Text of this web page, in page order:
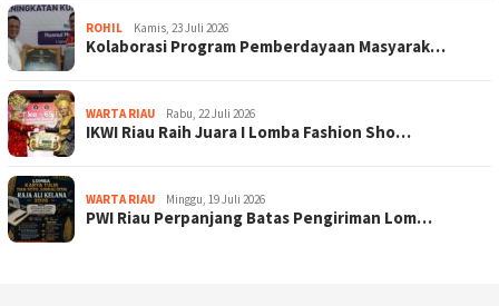
ROHIL Kamis, 23 Juli 2026
Kolaborasi Program Pemberdayaan Masyarak…
WARTA RIAU Rabu, 22 Juli 2026
IKWI Riau Raih Juara I Lomba Fashion Sho…
WARTA RIAU Minggu, 19 Juli 2026
PWI Riau Perpanjang Batas Pengiriman Lom…